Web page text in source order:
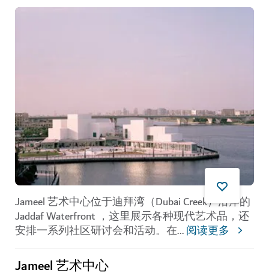
Jameel 艺术中心位于迪拜湾（Dubai Creek）沿岸的
Jaddaf Waterfront ，这里展示各种现代艺术品，还
安排一系列社区研讨会和活动。在...阅读更多
Jameel 艺术中心